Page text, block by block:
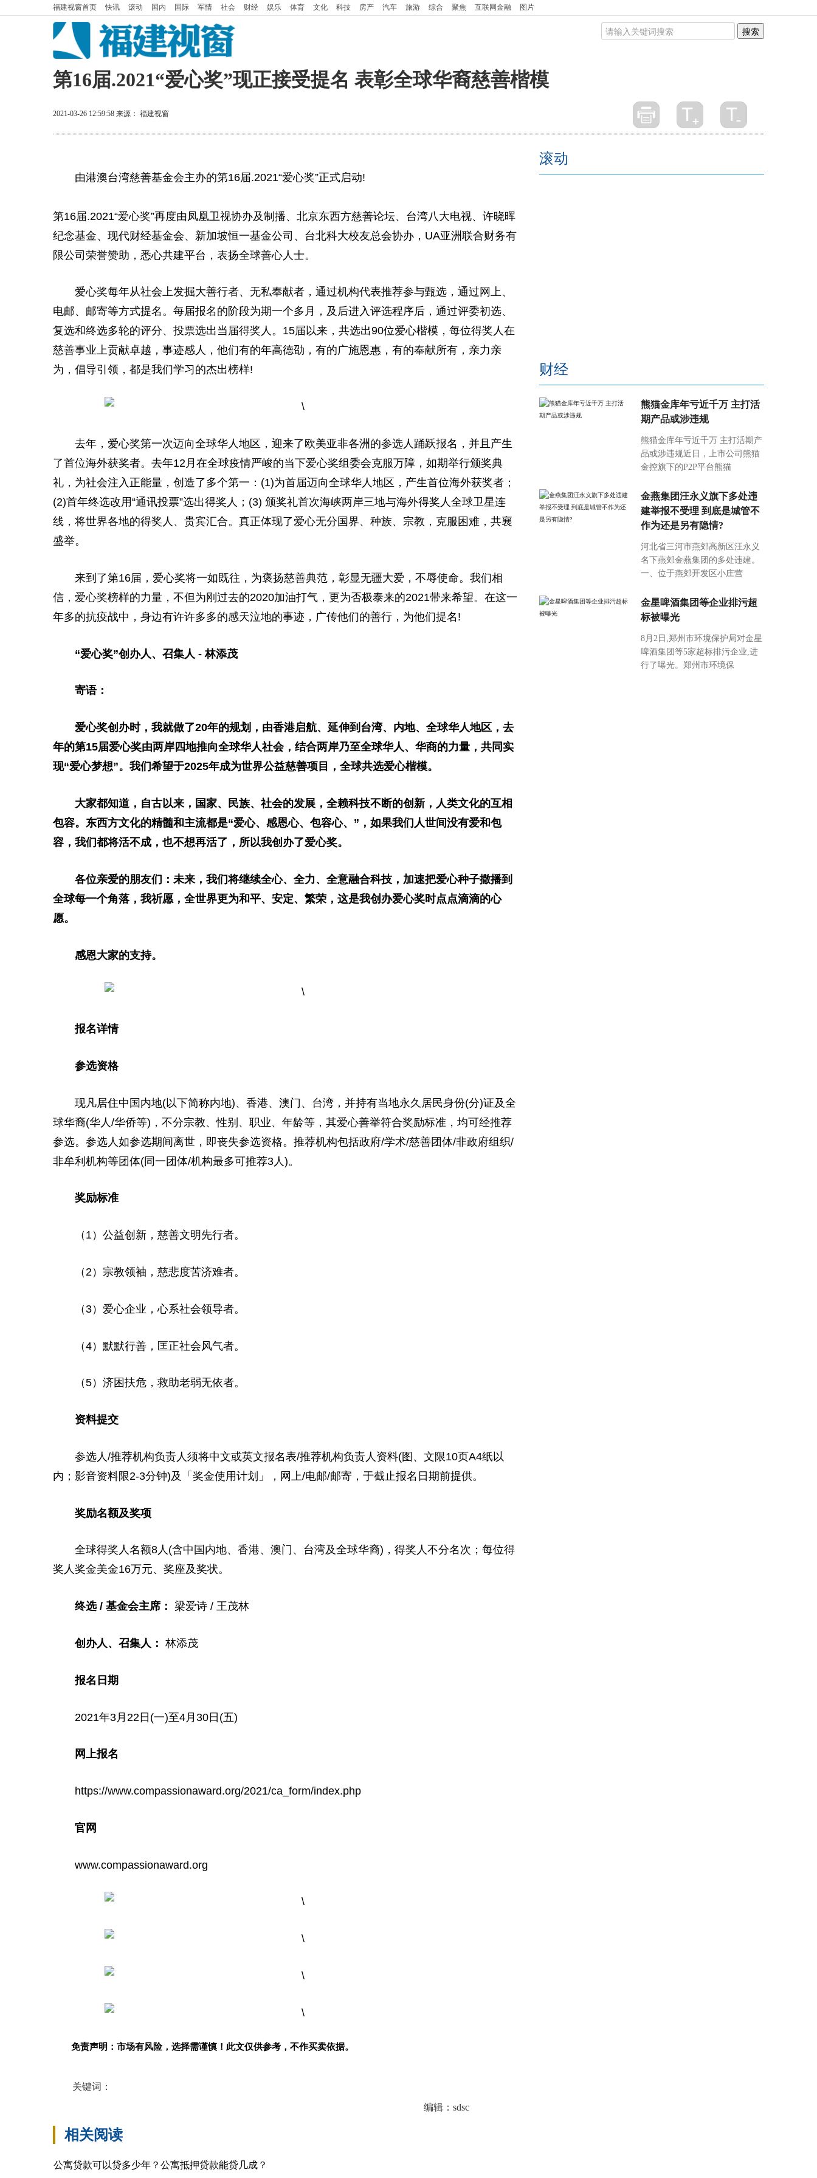
福建视窗首页 快讯 滚动 国内 国际 军情 社会 财经 娱乐 体育 文化 科技 房产 汽车 旅游 综合 聚焦 互联网金融 图片
搜索
第16届.2021“爱心奖”现正接受提名 表彰全球华裔慈善楷模
2021-03-26 12:59:58 来源： 福建视窗
由港澳台湾慈善基金会主办的第16届.2021“爱心奖”正式启动!
第16届.2021“爱心奖”再度由凤凰卫视协办及制播、北京东西方慈善论坛、台湾八大电视、许晓晖
纪念基金、现代财经基金会、新加坡恒一基金公司、台北科大校友总会协办，UA亚洲联合财务有
限公司荣誉赞助，悉心共建平台，表扬全球善心人士。
爱心奖每年从社会上发掘大善行者、无私奉献者，通过机构代表推荐参与甄选，通过网上、
电邮、邮寄等方式提名。每届报名的阶段为期一个多月，及后进入评选程序后，通过评委初选、
复选和终选多轮的评分、投票选出当届得奖人。15届以来，共选出90位爱心楷模，每位得奖人在
慈善事业上贡献卓越，事迹感人，他们有的年高德劭，有的广施恩惠，有的奉献所有，亲力亲
为，倡导引领，都是我们学习 的杰出榜样!
去年，爱心奖第一次迈向全球华人地区，迎来了欧美亚非各洲的参选人踊跃报名，并且产生
了首位海外获奖者。去年12月在全球疫情严峻的当下爱心奖组委会克服万障，如期举行颁奖典
礼，为社会注入正能量，创造了多个第一：(1)为首届迈向全球华人地区，产生首位海外获奖者；
(2)首年终选改用“通讯投票”选出得奖人；(3) 颁奖礼首次海峡两岸三地与海外得奖人全球卫星连
线，将世界各地的得奖人、贵宾汇合。真正体现了爱心无分国界、种族、宗教，克服困难，共襄
盛举。
来到了第16届，爱心奖将一如既往，为褒扬慈善典范，彰显无疆大爱，不辱使命。我们相
信，爱心奖榜样的力量，不但为刚过去的2020加油打气，更为否极泰来的2021带来希望。在这一
年多的抗疫战中，身边有许许多多的感天泣地的事迹，广传他们的善行，为他们提名!
“爱心奖”创办人、召集人 - 林添茂
寄语：
爱心奖创办时，我就做了20年的规划，由香港启航、延伸到台湾、内地、全球华人地区，去
年的第15届爱心奖由两岸四地推向全球华人社会，结合两岸乃至全球华人、华商的力量，共同实
现“爱心梦想”。我们希望于2025年成为世界公益慈善项目，全球共选爱心楷模。
大家都知道，自古以来， 国家、民族、社会的发展，全赖科技不断的创新，人类文化的互相
包容。东西方文化的精髓和主流都是“爱心、感恩心、包容心、”，如果我们人世间没有爱和包
容，我们都将活不成，也不想再活了，所以我创办了爱心奖。
各位亲爱的朋友们：未来，我们将继续全心、全力、全意融合科技，加速把爱心种子撒播到
全球每一个角落，我祈愿，全世界更为和平、安定、繁荣，这是我创办爱心奖时点点滴滴的心
愿。
感恩大家的支持。
报名详情
参选资格
现凡居住中国内地(以下简称内地)、香港、澳门、台湾，并持有当地永久居民身份(分)证及全
球华裔(华人/华侨等)，不分宗教、性别、职业、年龄等，其爱心善举符合奖励标准，均可经推荐
参选。参选人如参选期间离世，即丧失参选资格。推荐机构包括政府/学术/慈善团体/非政府组织/
非牟利机构等团体(同一团体/机构最多可推荐3人)。
奖励标准
（1）公益创新， 慈善文明先行者。
（2）宗教领袖，慈悲度苦济难者。
（3）爱心企业，心系社会领导者。
（4）默默行善，匡正社会风气者。
（5）济困扶危，救助老弱无依者。
资料提交
参选人/推荐机构负责人须将中文或英文报名表/推荐机构负责人资料(图、文限10页A4纸以
内；影音资料限2-3分钟)及「奖金使用计划」，网上/电邮/邮寄，于截止报名日期前提供。
奖励名额及奖项
全球得奖人名额8人(含中国内地、香港、澳门、台湾及全球华裔)，得奖人不分名次；每位得
奖人奖金美金16万元、奖座及奖状。
终选 / 基金会主席 ： 梁爱诗 / 王茂林
创办人、召集人： 林添茂
报名日期
2021年3月22日(一)至4月30日(五)
网上报名
https://www.compassionaward.org/2021/ca_form/index.php
官网
www.compassionaward.org
免责声明：市场有风险，选择需谨慎！此文仅供参考，不作买卖依据。
关键词：
编辑：sdsc
相关阅读
公寓贷款可以贷多少年？公寓抵押贷款能贷几成？
滚动
财经
熊猫金库年亏近千万 主打活
期产品或涉违规
熊猫金库年亏近千万 主打活期产
品或涉违规近日，上市公司熊猫
金控旗下的P2P平台熊猫
金燕集团汪永义旗下多处违
建举报不受理 到底是城管不
作为还是另有隐情?
河北省三河市燕郊高新区汪永义
名下燕郊金燕集团的多处违建。
一、位于燕郊开发区小庄营
金星啤酒集团等企业排污超
标被曝光
8月2日,郑州市环境保护局对金星
啤酒集团等5家超标排污企业,进
行了曝光。郑州市环境保